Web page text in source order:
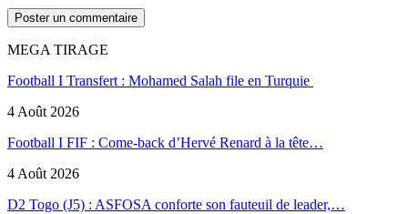
MEGA TIRAGE
Football I Transfert : Mohamed Salah file en Turquie
4 Août 2026
Football I FIF : Come-back d’Hervé Renard à la tête…
4 Août 2026
D2 Togo (J5) : ASFOSA conforte son fauteuil de leader,…